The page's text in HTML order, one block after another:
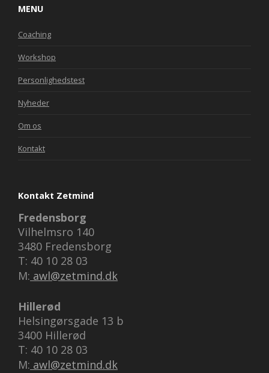
MENU
Coaching
Workshop
Personlighedstest
Nyheder
Om os
Kontakt
Kontakt Zetmind
Fredensborg
Vilhelmsro 140
3480 Fredensborg
T: 40 10 28 03
M: awl@zetmind.dk
Hillerød
Helsingørsgade 13 b
3400 Hillerød
T: 40 10 28 03
M: awl@zetmind.dk